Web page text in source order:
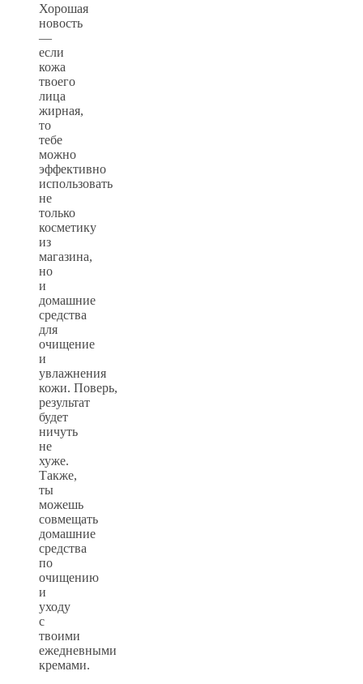
Хорошая
новость
—
если
кожа
твоего
лица
жирная,
то
тебе
можно
эффективно
использовать
не
только
косметику
из
магазина,
но
и
домашние
средства
для
очищение
и
увлажнения
кожи. Поверь,
результат
будет
ничуть
не
хуже.
Также,
ты
можешь
совмещать
домашние
средства
по
очищению
и
уходу
с
твоими
ежедневными
кремами.